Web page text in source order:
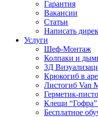
Гарантия
Вакансии
Статьи
Написать
Услуги
Шеф-Монтаж
Колпаки и
3Д
Крюкогиб в
Листогиб Van
Герметик-
Клещи
Бесплатное